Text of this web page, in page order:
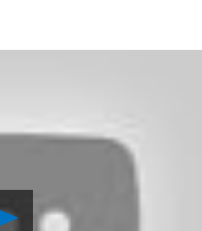
Video
abspielen